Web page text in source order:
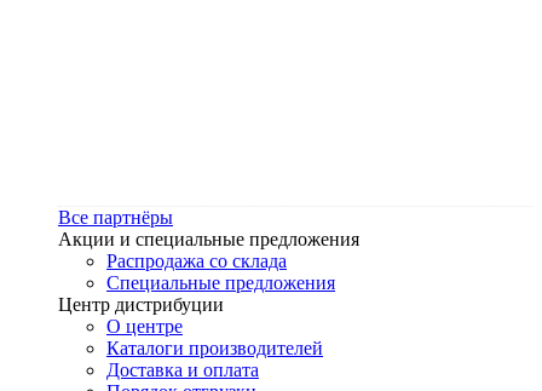
Все партнёры
Акции и специальные предложения
Распродажа со склада
Специальные предложения
Центр дистрибуции
О центре
Каталоги производителей
Доставка и оплата